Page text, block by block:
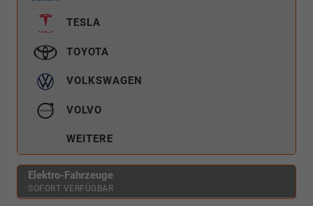
TESLA
TOYOTA
VOLKSWAGEN
VOLVO
WEITERE
Elektro-Fahrzeuge
SOFORT VERFÜGBAR